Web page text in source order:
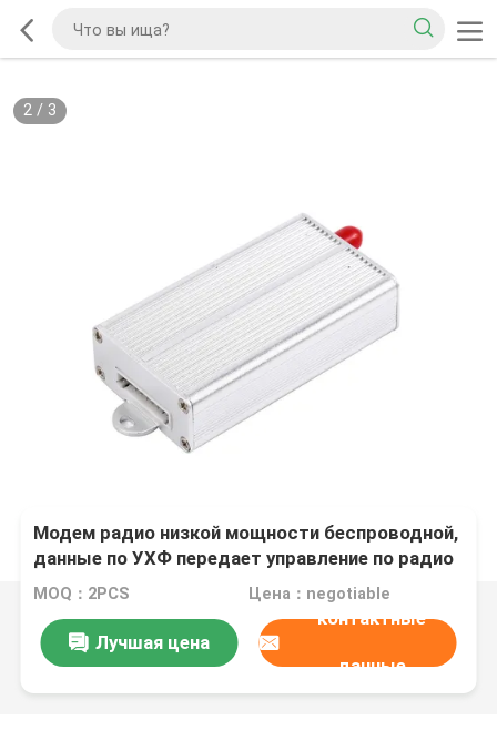
2/ 3
Модем радио низкой мощности беспроводной,
данные по УХФ передает управление по радио
РС232/РС485 2км беспроводное
MOQ：2PCS Цена：negotiable
Лучшая цена
контактные
данные